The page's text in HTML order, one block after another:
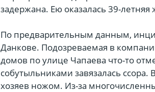
задержана. Ею оказалась 39-
По предварительным данным,
Данкове. Подозреваемая в
домов по улице Чапаева что-то
собутыльниками завязалась
хозяев ножом. Из-за